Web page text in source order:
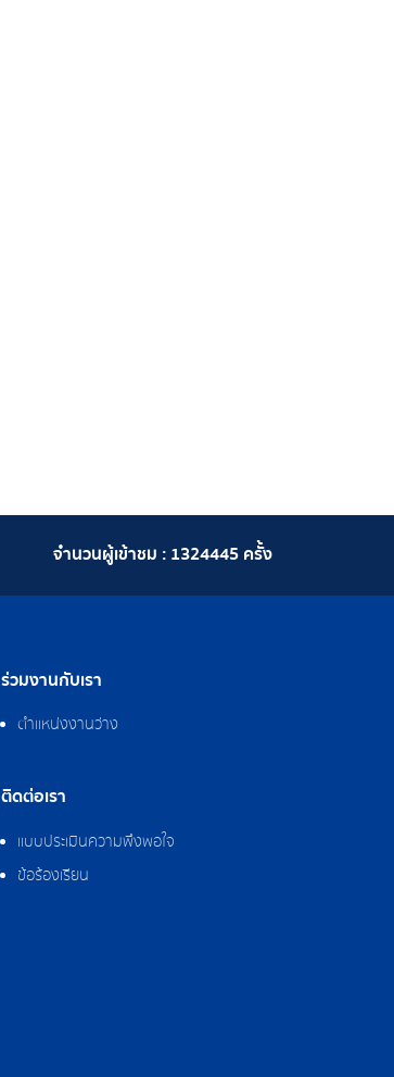
จำนวนผู้เข้าชม : 1324445 ครั้ง
ร่วมงานกับเรา
ตำแหน่งงานว่าง
ติดต่อเรา
แบบประเมินความพึงพอใจ
ข้อร้องเรียน